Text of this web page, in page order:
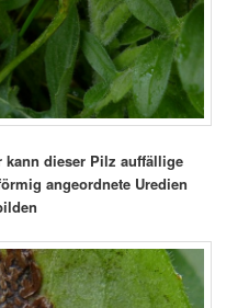
dieser Pilz auffällige
angeordnete Uredien